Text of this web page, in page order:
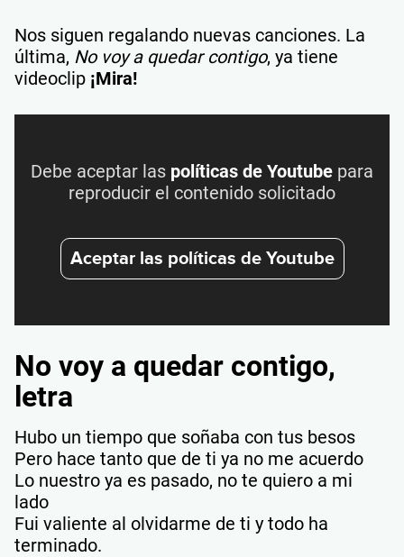
Nos siguen regalando nuevas canciones. La
última, No voy a quedar contigo, ya tiene
videoclip ¡Mira!
Debe aceptar las políticas de Youtube para
reproducir el contenido solicitado
Aceptar las políticas de Youtube
No voy a quedar contigo,
letra
Hubo un tiempo que soñaba con tus besos
Pero hace tanto que de ti ya no me acuerdo
Lo nuestro ya es pasado, no te quiero a mi
lado
Fui valiente al olvidarme de ti y todo ha
terminado.